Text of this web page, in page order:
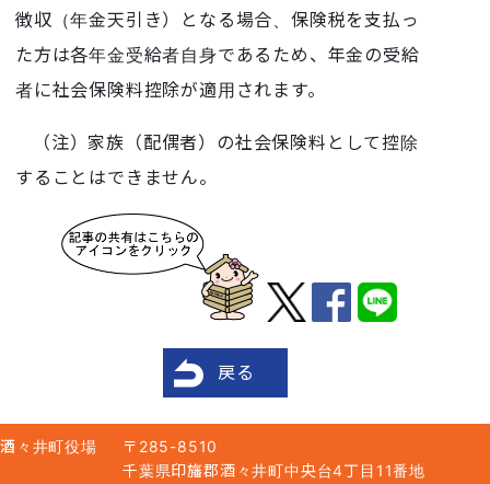
徴収（年金天引き）となる場合、保険税を支払っ
た方は各年金受給者自身であるため、年金の受給
者に社会保険料控除が適用されます。
（注）家族（配偶者）の社会保険料として控除
することはできません。
戻る
酒々井町役場
〒285-8510
千葉県印旛郡酒々井町中央台4丁目11番地